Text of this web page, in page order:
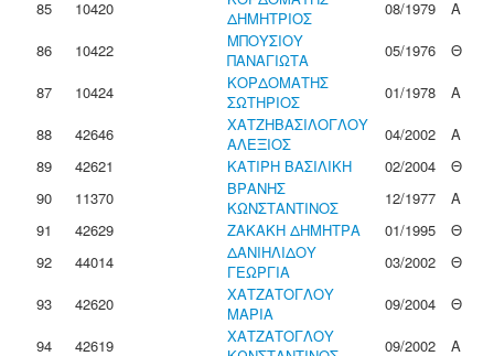
85
10420
ΔΗΜΗΤΡΙΟΣ
08/1979
Α
86
10422
ΜΠΟΥΣΙΟΥ
ΠΑΝΑΓΙΩΤΑ
05/1976
Θ
87
10424
ΚΟΡΔΟΜΑΤΗΣ
ΣΩΤΗΡΙΟΣ
01/1978
Α
88
42646
ΧΑΤΖΗΒΑΣΙΛΟΓΛΟΥ
ΑΛΕΞΙΟΣ
04/2002
Α
89
42621 ΚΑΤΙΡΗ ΒΑΣΙΛΙΚΗ 02/2004
Θ
90
11370
ΒΡΑΝΗΣ
ΚΩΝΣΤΑΝΤΙΝΟΣ
12/1977
Α
91
42629 ΖΑΚΑΚΗ ΔΗΜΗΤΡΑ 01/1995
Θ
92
44014
ΔΑΝΙΗΛΙΔΟΥ
ΓΕΩΡΓΙΑ
03/2002
Θ
93
42620
ΧΑΤΖΑΤΟΓΛΟΥ
ΜΑΡΙΑ
09/2004
Θ
94
42619
ΧΑΤΖΑΤΟΓΛΟΥ
09/2002
Α